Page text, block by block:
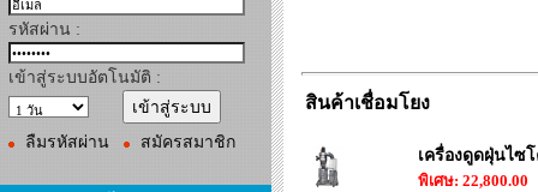
รหัสผ่าน :
เข้าสู่ระบบอัตโนมัติ :
ลืมรหัสผ่าน สมัครสมาชิก
สินค้าเชื่อมโยง
เครื่องดูดฝุ่นไซ
พิเศษ: 22,800.00